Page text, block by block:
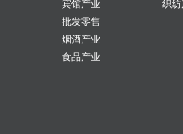
宾馆产业
批发零售
烟酒产业
食品产业
织